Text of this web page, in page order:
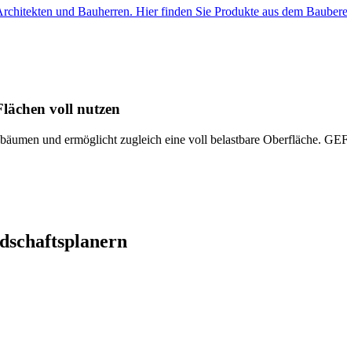
und Bauherren. Hier finden Sie Produkte aus dem
voll nutzen
und ermöglicht zugleich eine voll belastbare Oberfläche.